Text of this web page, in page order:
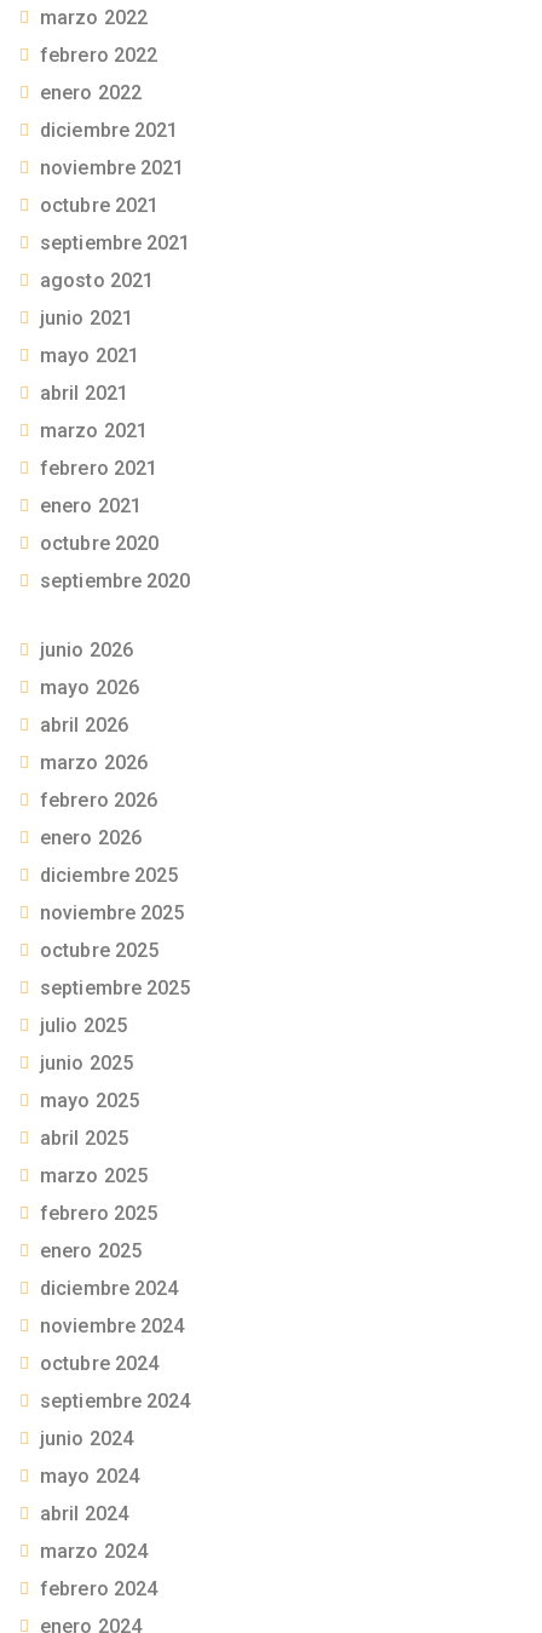
marzo 2022
febrero 2022
enero 2022
diciembre 2021
noviembre 2021
octubre 2021
septiembre 2021
agosto 2021
junio 2021
mayo 2021
abril 2021
marzo 2021
febrero 2021
enero 2021
octubre 2020
septiembre 2020
junio 2026
mayo 2026
abril 2026
marzo 2026
febrero 2026
enero 2026
diciembre 2025
noviembre 2025
octubre 2025
septiembre 2025
julio 2025
junio 2025
mayo 2025
abril 2025
marzo 2025
febrero 2025
enero 2025
diciembre 2024
noviembre 2024
octubre 2024
septiembre 2024
junio 2024
mayo 2024
abril 2024
marzo 2024
febrero 2024
enero 2024